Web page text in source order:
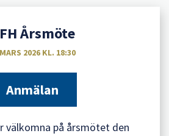
Årsmöte
2026 KL. 18:30
Anmälan
välkomna på årsmötet den